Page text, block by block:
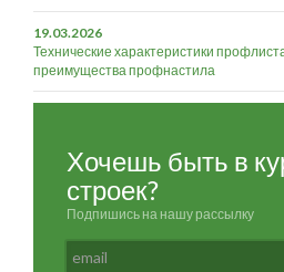
19.03.2026
Технические характеристики
преимущества профнастила
Хочешь быть в
строек?
Подпишись на нашу рассылку